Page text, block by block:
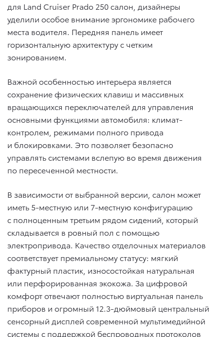
для Land Cruiser Prado 250 салон, дизайнеры
уделили особое внимание эргономике рабочего
места водителя. Передняя панель имеет
горизонтальную архитектуру с четким
зонированием.
Важной особенностью интерьера является
сохранение физических клавиш и массивных
вращающихся переключателей для управления
основными функциями автомобиля: климат-
контролем, режимами полного привода
и блокировками. Это позволяет безопасно
управлять системами вслепую во время движения
по пересеченной местности.
В зависимости от выбранной версии, салон может
иметь 5-местную или 7-местную конфигурацию
с полноценным третьим рядом сидений, который
складывается в ровный пол с помощью
электропривода. Качество отделочных материалов
соответствует премиальному статусу: мягкий
фактурный пластик, износостойкая натуральная
или перфорированная экокожа. За цифровой
комфорт отвечают полностью виртуальная панель
приборов и огромный 12.3-дюймовый центральный
сенсорный дисплей современной мультимедийной
системы с поддержкой беспроводных протоколов